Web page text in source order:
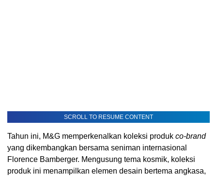
SCROLL TO RESUME CONTENT
Tahun ini, M&G memperkenalkan koleksi produk co-brand
yang dikembangkan bersama seniman internasional
Florence Bamberger. Mengusung tema kosmik, koleksi
produk ini menampilkan elemen desain bertema angkasa,